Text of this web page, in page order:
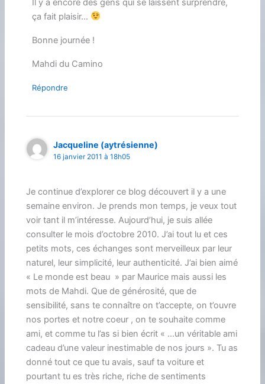
ça fait plaisir…
Bonne journée !
Mahdi du Camino
Répondre
Jacqueline (aytrésienne)
16 janvier 2011 à 18h05
Je continue d’explorer ce blog découvert il y a une
semaine environ. Je prends mon temps, je veux tout
voir tant il m’intéresse. Aujourd’hui, je suis allée
consulter le mois d’octobre 2010. J’ai tout lu et ces
petits mots, ces échanges sont merveilleux par leur
naturel, leur simplicité, leur authenticité. J’ai bien aimé
« Le monde est beau » par Maurice mais aussi les
mots de Mahdi. Que de générosité, que de
sensibilité, sans te connaître on t’accepte, on t’ouvre
nos portes et notre coeur , on te souhaite comme
ami, et comme tu l’as si bien écrit « …un véritable ami
cadeau d’une valeur inestimable de nos jours ». Tu as
donné tout ce que tu avais, sauf ta voiture et
pourtant tu es très riche, riche de sentiments